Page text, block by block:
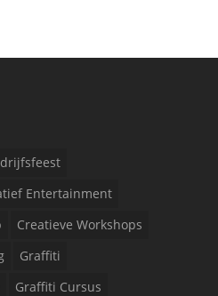
Entertainment
Creatieve Workshops
Graffiti
Graffiti Cursus